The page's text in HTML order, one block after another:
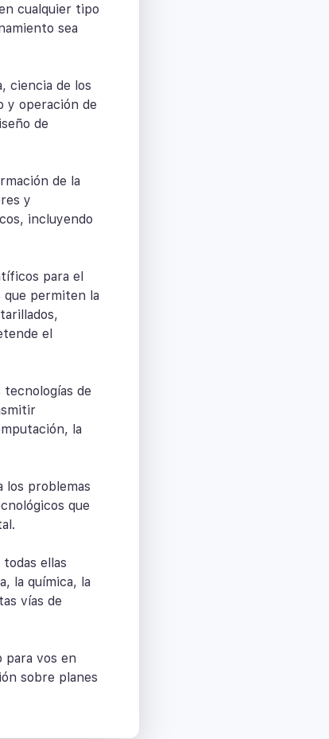
cualquier tipo
sea
ciencia de los
y operación de
de
de la
y
incluyendo
para el
permiten la
el
de
la
los problemas
que
ellas
la química, la
vías de
para vos en
sobre planes